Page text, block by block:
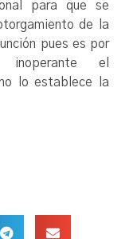
para que se
de la
pues es por
el
lo establece la